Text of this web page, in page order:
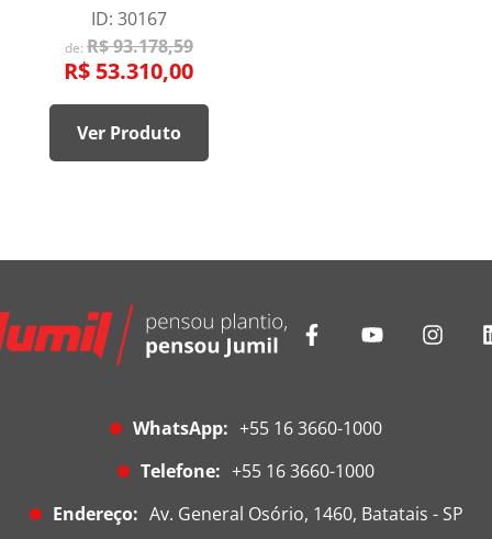
ID: 30167
de: R$ 93.178,59
R$ 53.310,00
Ver Produto
WhatsApp: +55 16 3660-1000
Telefone: +55 16 3660-1000
Endereço: Av. General Osório, 1460, Batatais - SP